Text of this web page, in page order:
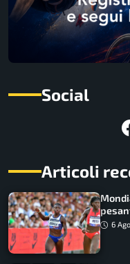
Social
Articoli
Non
6